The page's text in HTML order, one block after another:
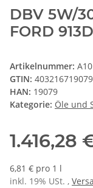
DBV 5W/
FORD
Artikelnummer:
GTIN:
HAN: 19079
Kategorie: Öle und
1.416,28
6,81 € pro 1 l
inkl. 19% USt. ,